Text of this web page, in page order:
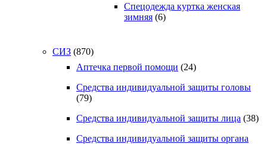
Спецодежда куртка женская
зимняя (6)
СИЗ (870)
Аптечка первой помощи (24)
Средства индивидуальной защиты головы
(79)
Средства индивидуальной защиты лица (38)
Средства индивидуальной защиты органа